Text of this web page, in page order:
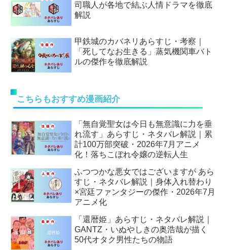
司職人が各地で結ぶ人情ドラマを徹底
解説
甲鉄城のカバネリあらすじ・考察｜
「死してなお生きる」蒸気機関車バト
ルの傑作を徹底解説
こちらもおすすめ漫画紹介
「無自覚聖女は今日も無意識に力を垂
れ流す」あらすじ・ネタバレ解説｜累
計100万部突破・2026年7月アニメ
化！落ちこぼれ令嬢の逆転人生
ふつつかな悪女ではございますが あら
すじ・ネタバレ解説｜身体入れ替わり
×宮廷ファンタジーの傑作・2026年7月
アニメ化
「還暦姫」あらすじ・ネタバレ解説｜
GANTZ・いぬやしきの奥浩哉が描く
50代オタク男性たちの物語